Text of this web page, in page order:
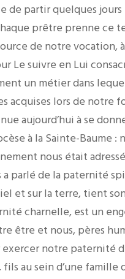
de partir quelques
prêtre prenne ce
de notre vocation,
Le suivre en Lui
un métier dans
acquises lors de notre
aujourd’hui à se
à la Sainte-Baume :
nous était
parlé de la paternité
et sur la terre, tient son
charnelle, est un
être et nous, pères
notre paternité
au sein d’une famille